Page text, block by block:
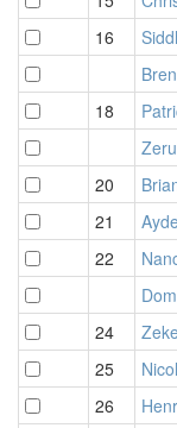
16
18
20
21
22
24
25
26